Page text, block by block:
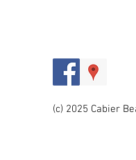
(c) 2025 Cabier